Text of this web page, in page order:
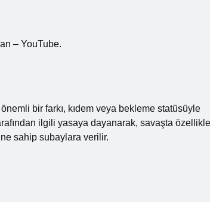
– YouTube.
bir farkı, kıdem veya bekleme statüsüyle
ilgili yasaya dayanarak, savaşta özellikle
sahip subaylara verilir.